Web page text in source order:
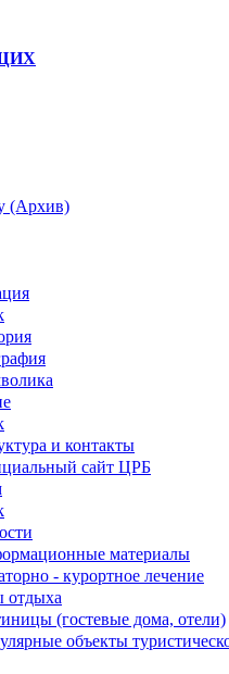
(Архив)
и контакты
сайт ЦРБ
материалы
- курортное лечение
отдыха
(гостевые дома, отели)
объекты